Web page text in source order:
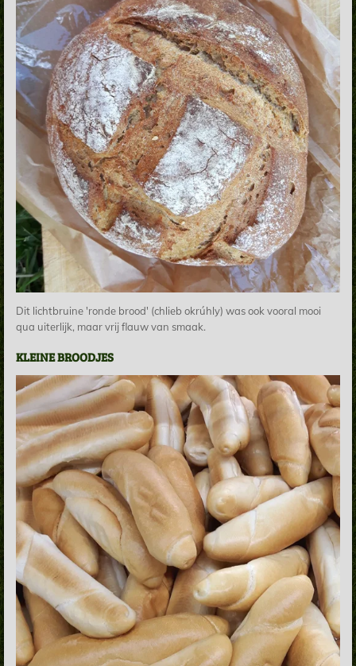
Dit lichtbruine 'ronde brood' (chlieb okrúhly) was ook vooral mooi
qua uiterlijk, maar vrij flauw van smaak.
KLEINE BROODJES